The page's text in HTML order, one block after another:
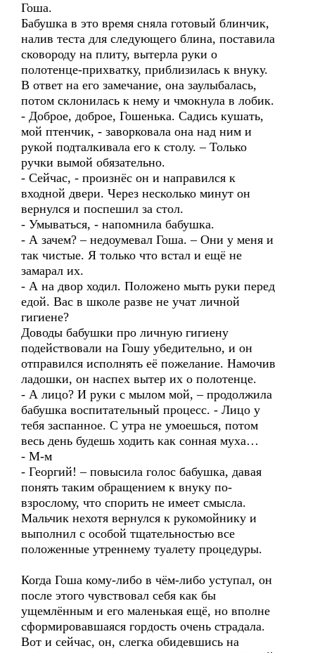
Гоша.
Бабушка в это время сняла готовый блинчик,
налив теста для следующего блина, поставила
сковороду на плиту, вытерла руки о
полотенце-прихватку, приблизилась к внуку.
В ответ на его замечание, она заулыбалась,
потом склонилась к нему и чмокнула в лобик.
- Доброе, доброе, Гошенька. Садись кушать,
мой птенчик, - заворковала она над ним и
рукой подталкивала его к столу. – Только
ручки вымой обязательно.
- Сейчас, - произнёс он и направился к
входной двери. Через несколько минут он
вернулся и поспешил за стол.
- Умываться, - напомнила бабушка.
- А зачем? – недоумевал Гоша. – Они у меня и
так чистые. Я только что встал и ещё не
замарал их.
- А на двор ходил. Положено мыть руки перед
едой. Вас в школе разве не учат личной
гигиене?
Доводы бабушки про личную гигиену
подействовали на Гошу убедительно, и он
отправился исполнять её пожелание. Намочив
ладошки, он наспех вытер их о полотенце.
- А лицо? И руки с мылом мой, – продолжила
бабушка воспитательный процесс. - Лицо у
тебя заспанное. С утра не умоешься, потом
весь день будешь ходить как сонная муха…
- М-м
- Георгий! – повысила голос бабушка, давая
понять таким обращением к внуку по-
взрослому, что спорить не имеет смысла.
Мальчик нехотя вернулся к рукомойнику и
выполнил с особой тщательностью все
положенные утреннему туалету процедуры.
Когда Гоша кому-либо в чём-либо уступал, он
после этого чувствовал себя как бы
ущемлённым и его маленькая ещё, но вполне
сформировавшаяся гордость очень страдала.
Вот и сейчас, он, слегка обидевшись на